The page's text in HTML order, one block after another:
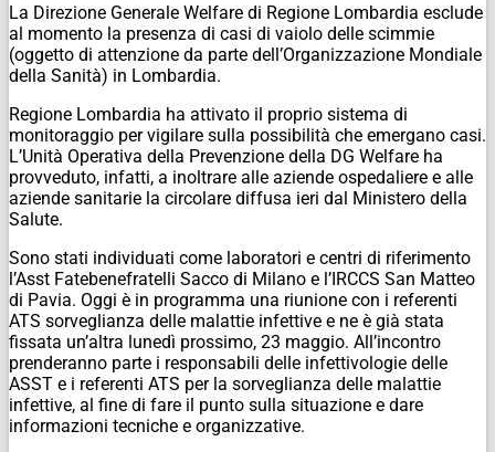
La Direzione Generale Welfare di Regione Lombardia esclude
al momento la presenza di casi di vaiolo delle scimmie
(oggetto di attenzione da parte dell’Organizzazione Mondiale
della Sanità) in Lombardia.
Regione Lombardia ha attivato il proprio sistema di
monitoraggio per vigilare sulla possibilità che emergano casi.
L’Unità Operativa della Prevenzione della DG Welfare ha
provveduto, infatti, a inoltrare alle aziende ospedaliere e alle
aziende sanitarie la circolare diffusa ieri dal Ministero della
Salute.
Sono stati individuati come laboratori e centri di riferimento
l’Asst Fatebenefratelli Sacco di Milano e l’IRCCS San Matteo
di Pavia. Oggi è in programma una riunione con i referenti
ATS sorveglianza delle malattie infettive e ne è già stata
fissata un’altra lunedì prossimo, 23 maggio. All’incontro
prenderanno parte i responsabili delle infettivologie delle
ASST e i referenti ATS per la sorveglianza delle malattie
infettive, al fine di fare il punto sulla situazione e dare
informazioni tecniche e organizzative.